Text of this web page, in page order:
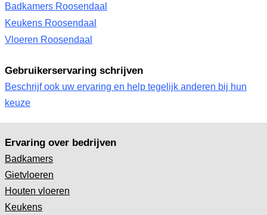
Badkamers Roosendaal
Keukens Roosendaal
Vloeren Roosendaal
Gebruikerservaring schrijven
Beschrijf ook uw ervaring en help tegelijk anderen bij hun
keuze
Ervaring over bedrijven
Badkamers
Gietvloeren
Houten vloeren
Keukens